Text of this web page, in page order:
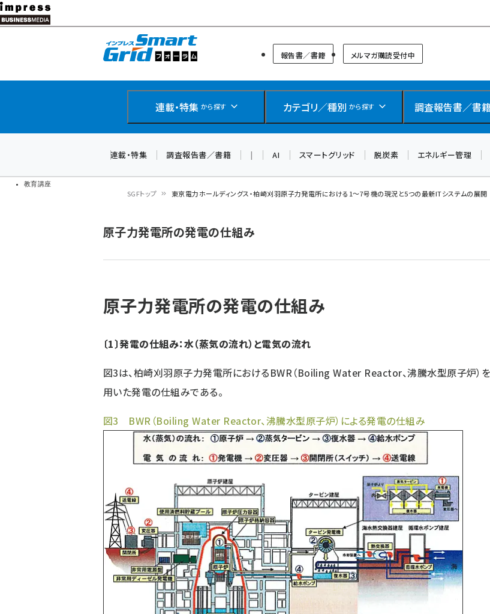
メ
イ
教育講座
スマートグリッドフォーラム
報告書／書籍 メルマガ購読受付中
連載・特集 から探す カテゴリ／種別 から探す 調査報告書／書
連載・特集 調査報告書／書籍 | AI スマートグリッド 脱炭素 エネルギー管理
ン
く
SGFトップ 東京電力ホールディングス・柏崎刈羽原子力発電所における1〜7号機の現況と5つの最新ITシステムの展開
原子力発電所の発電の仕組み
原子力発電所の発電の仕組み
〔1〕発電の仕組み：水（蒸気の流れ）と電気の流れ
図3は、柏崎刈羽原子力発電所におけるBWR（Boiling Water Reactor、沸騰水型原子炉）を
用いた発電の仕組みである。
図3 BWR（Boiling Water Reactor、沸騰水型原子炉）による発電の仕組み